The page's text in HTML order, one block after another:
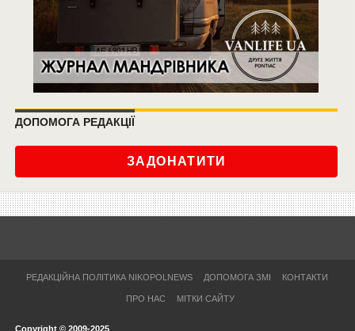
ДОПОМОГА РЕДАКЦІЇ
ЗАДОНАТИТИ
РЕДАКЦІЙНА ПОЛІТИКА NIKOPOLNEWS ДОПОМОГА ЗМІ КОНТАКТИ
ПРО НАС МІТКИ САЙТУ
Copyright © 2009-2025